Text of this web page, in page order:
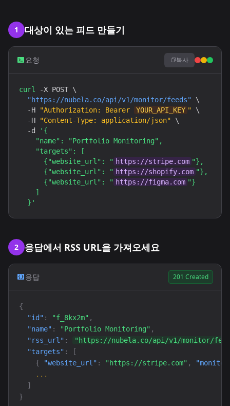
1 대상이 있는 피드 만들기
요청 복사
curl
-X POST \
"https://nubela.co/api/v1/monitor/feeds" \
  -H
"Authorization: Bearer YOUR_API_KEY " \
  -H
"Content-Type: application/json" \
  -d
'{
    "name": "Portfolio Monitoring",
    "targets": [
      {"website_url": "
https://stripe.com "},
      {"website_url": "
https://shopify.com "},
      {"website_url": "
https://figma.com "}
    ]
  }'
2 응답에서 RSS URL을 가져오세요
응답 201 Created
{
"id" : "f_8kx2m" ,
"name" : "Portfolio Monitoring" ,
"rss_url" :
"https://nubela.co/api/v1/monitor/
"targets" : [
{
"website_url" : "https://stripe.com" ,
...
]
}